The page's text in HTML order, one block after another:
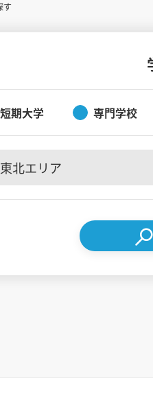
す
短期大学 専門学校
北エリア